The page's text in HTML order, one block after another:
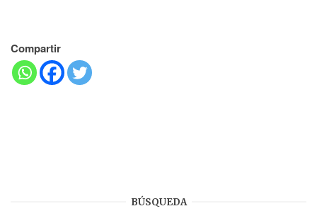
Compartir
BÚSQUEDA